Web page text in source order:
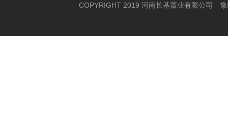
COPYRIGHT 2019 河南长基置业有限公司